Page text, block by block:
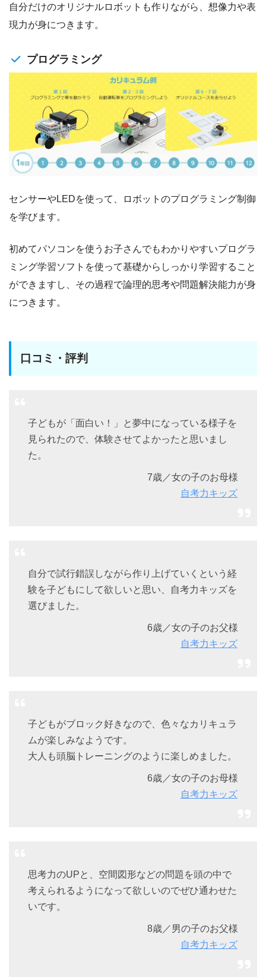
自分だけのオリジナルロボットも作りながら、想像力や表
現力が身につきます。
プログラミング
センサーやLEDを使って、ロボットのプログラミング制御
を学びます。
初めてパソコンを使うお子さんでもわかりやすいプログラ
ミング学習ソフトを使って基礎からしっかり学習すること
ができますし、その過程で論理的思考や問題解決能力が身
につきます。
口コミ・評判
子どもが「面白い！」と夢中になっている様子を
見られたので、体験させてよかったと思いまし
た。
7歳／女の子のお母様
自考力キッズ
自分で試行錯誤しながら作り上げていくという経
験を子どもにして欲しいと思い、自考力キッズを
選びました。
6歳／女の子のお父様
自考力キッズ
子どもがブロック好きなので、色々なカリキュラ
ムが楽しみなようです。
大人も頭脳トレーニングのように楽しめました。
6歳／女の子のお母様
自考力キッズ
思考力のUPと、空間図形などの問題を頭の中で
考えられるようになって欲しいのでぜひ通わせた
いです。
8歳／男の子のお父様
自考力キッズ